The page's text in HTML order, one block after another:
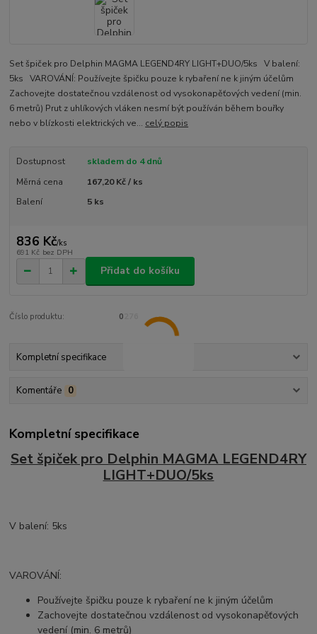
Set špiček pro Delphin MAGMA LEGEND4RY LIGHT+DUO/5ks V balení:
5ks VAROVÁNÍ: Používejte špičku pouze k rybaření ne k jiným účelům
Zachovejte dostatečnou vzdálenost od vysokonapěťových vedení (min.
6 metrů) Prut z uhlíkových vláken nesmí být používán během bouřky
nebo v blízkosti elektrických ve... celý popis
Dostupnost
skladem do 4 dnů
Měrná cena
167,20 Kč / ks
Balení
5 ks
836 Kč/ks
691 Kč bez DPH
Přidat do košíku
Číslo produktu: 0276
Kompletní specifikace
Komentáře 0
Kompletní specifikace
Set špiček pro Delphin MAGMA LEGEND4RY
LIGHT+DUO/5ks
V balení: 5ks
VAROVÁNÍ:
Používejte špičku pouze k rybaření ne k jiným účelům
Zachovejte dostatečnou vzdálenost od vysokonapěťových
vedení (min. 6 metrů)